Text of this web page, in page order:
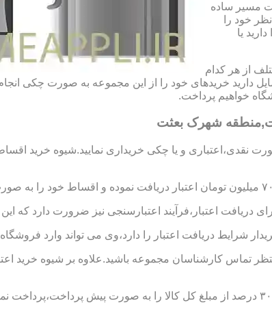
مسیر ساده
خود را
یا
از هر کدام
تمایل دارید خریدهای خود را از این مجموعه به صورت چکی
خواهیم پرداخت.
شهرک بعثت
نقدی،اعتباری و یا چکی خریداری نمایید.شیوه خرید
دریافت اعتبار،فرآیند اعتبارسنجی نیز ضرورت دارد که
شرایط دریافت اعتبار را دارد،وی می تواند وارد
کارشناسان مجموعه باشید.علاوه بر شیوه خرید